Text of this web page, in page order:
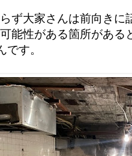
ず大家さんは前向き
能性がある箇所がある
です。